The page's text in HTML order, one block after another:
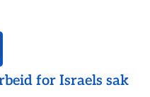
for Israels sak